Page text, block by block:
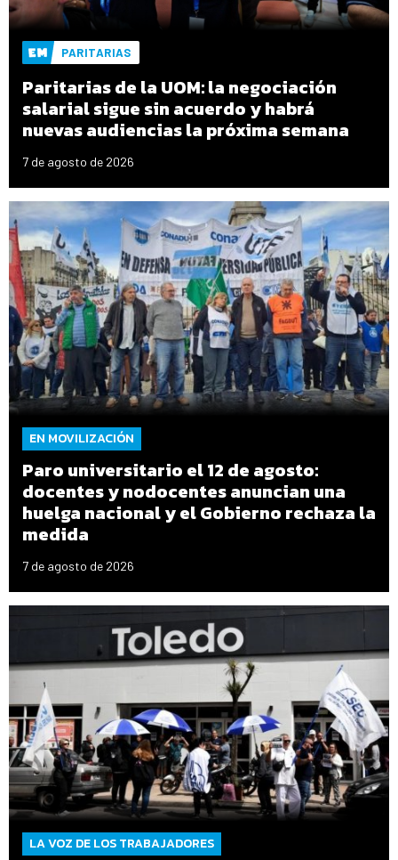
PARITARIAS
Paritarias de la UOM: la negociación
salarial sigue sin acuerdo y habrá
nuevas audiencias la próxima semana
7 de agosto de 2026
EN MOVILIZACIÓN
Paro universitario el 12 de agosto:
docentes y nodocentes anuncian una
huelga nacional y el Gobierno rechaza la
medida
7 de agosto de 2026
LA VOZ DE LOS TRABAJADORES